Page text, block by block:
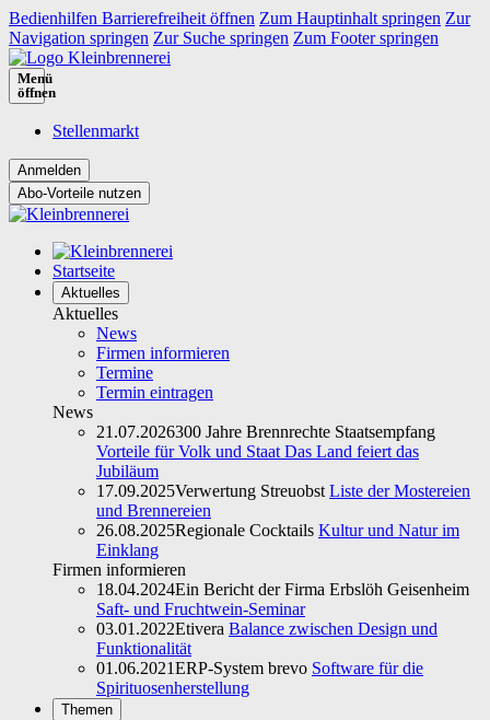
Bedienhilfen Barrierefreiheit öffnen Zum Hauptinhalt springen Zur
Navigation springen Zur Suche springen Zum Footer springen
Menü
öffnen
Stellenmarkt
Abo-Vorteile nutzen
Startseite
Aktuelles
Aktuelles
News
Firmen informieren
Termine
Termin eintragen
News
21.07.2026300 Jahre Brennrechte Staatsempfang
Vorteile für Volk und Staat Das Land feiert das
Jubiläum
17.09.2025Verwertung Streuobst Liste der Mostereien
und Brennereien
26.08.2025Regionale Cocktails Kultur und Natur im
Einklang
Firmen informieren
18.04.2024Ein Bericht der Firma Erbslöh Geisenheim
Saft- und Fruchtwein-Seminar
03.01.2022Etivera Balance zwischen Design und
Funktionalität
01.06.2021ERP-System brevo Software für die
Spirituosenherstellung
Themen